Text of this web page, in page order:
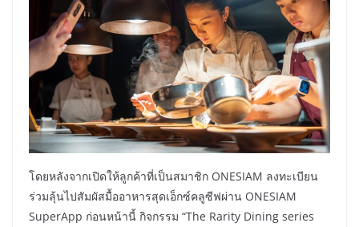
โดยหลังจากเปิดให้ลูกค้าที่เป็นสมาชิก ONESIAM ลงทะเบียน
ร่วมลุ้นไปสัมผัสมื้ออาหารสุดเอ็กซ์คลูซีฟผ่าน ONESIAM
SuperApp ก่อนหน้านี้ กิจกรรม “The Rarity Dining series